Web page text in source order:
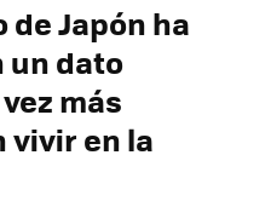
Japón ha
un dato
más
vivir en la